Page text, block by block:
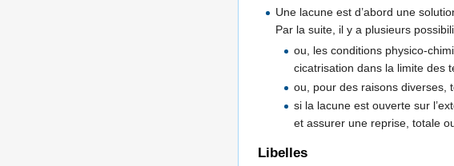
Une lacune est d’abord une
Par la suite, il y a plusieurs
ou, les conditions physico-
cicatrisation dans la limite des
ou, pour des raisons diverses,
si la lacune est ouverte sur
et assurer une reprise, totale
Libelles